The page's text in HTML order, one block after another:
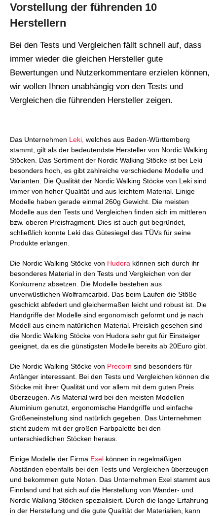
Vorstellung der führenden 10
Herstellern
Bei den Tests und Vergleichen fällt schnell auf, dass
immer wieder die gleichen Hersteller gute
Bewertungen und Nutzerkommentare erzielen können,
wir wollen Ihnen unabhängig von den Tests und
Vergleichen die führenden Hersteller zeigen.
Das Unternehmen Leki, welches aus Baden-Württemberg
stammt, gilt als der bedeutendste Hersteller von Nordic Walking
Stöcken. Das Sortiment der Nordic Walking Stöcke ist bei Leki
besonders hoch, es gibt zahlreiche verschiedene Modelle und
Varianten. Die Qualität der Nordic Walking Stöcke von Leki sind
immer von hoher Qualität und aus leichtem Material. Einige
Modelle haben gerade einmal 260g Gewicht. Die meisten
Modelle aus den Tests und Vergleichen finden sich im mittleren
bzw. oberen Preisfragment. Dies ist auch gut begründet,
schließlich konnte Leki das Gütesiegel des TÜVs für seine
Produkte erlangen.
Die Nordic Walking Stöcke von Hudora können sich durch ihr
besonderes Material in den Tests und Vergleichen von der
Konkurrenz absetzen. Die Modelle bestehen aus
unverwüstlichen Wolframcarbid. Das beim Laufen die Stöße
geschickt abfedert und gleichermaßen leicht und robust ist. Die
Handgriffe der Modelle sind ergonomisch geformt und je nach
Modell aus einem natürlichen Material. Preislich gesehen sind
die Nordic Walking Stöcke von Hudora sehr gut für Einsteiger
geeignet, da es die günstigsten Modelle bereits ab 20Euro gibt.
Die Nordic Walking Stöcke von Precorn sind besonders für
Anfänger interessant. Bei den Tests und Vergleichen können die
Stöcke mit ihrer Qualität und vor allem mit dem guten Preis
überzeugen. Als Material wird bei den meisten Modellen
Aluminium genutzt, ergonomische Handgriffe und einfache
Größeneinstellung sind natürlich gegeben. Das Unternehmen
sticht zudem mit der großen Farbpalette bei den
unterschiedlichen Stöcken heraus.
Einige Modelle der Firma Exel können in regelmäßigen
Abständen ebenfalls bei den Tests und Vergleichen überzeugen
und bekommen gute Noten. Das Unternehmen Exel stammt aus
Finnland und hat sich auf die Herstellung von Wander- und
Nordic Walking Stöcken spezialisiert. Durch die lange Erfahrung
in der Herstellung und die gute Qualität der Materialien, kann